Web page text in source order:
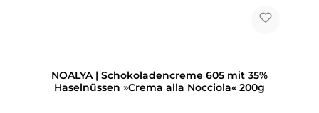
NOALYA | Schokoladencreme 605 mit 35%
Haselnüssen »Crema alla Nocciola« 200g